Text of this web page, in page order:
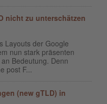
nicht zu unterschätzen
Layouts der Google
nun stark präsenten
Bedeutung. Denn
post F...
(new gTLD) in